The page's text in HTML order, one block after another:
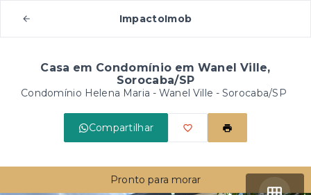
ImpactoImob
Casa em Condomínio em Wanel Ville,
Sorocaba/SP
Condomínio Helena Maria - Wanel Ville - Sorocaba/SP
Compartilhar
Pronto para morar